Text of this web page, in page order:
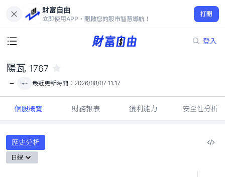
財富自由
立即使用APP，開啟您的股市智慧導航！
打開
登入
-
陽瓦 1767
- - 最近更新時間： 2026/08/07 11:17
個股概覽 財務報表 獲利能力 安全性分析
歷史分析
日線